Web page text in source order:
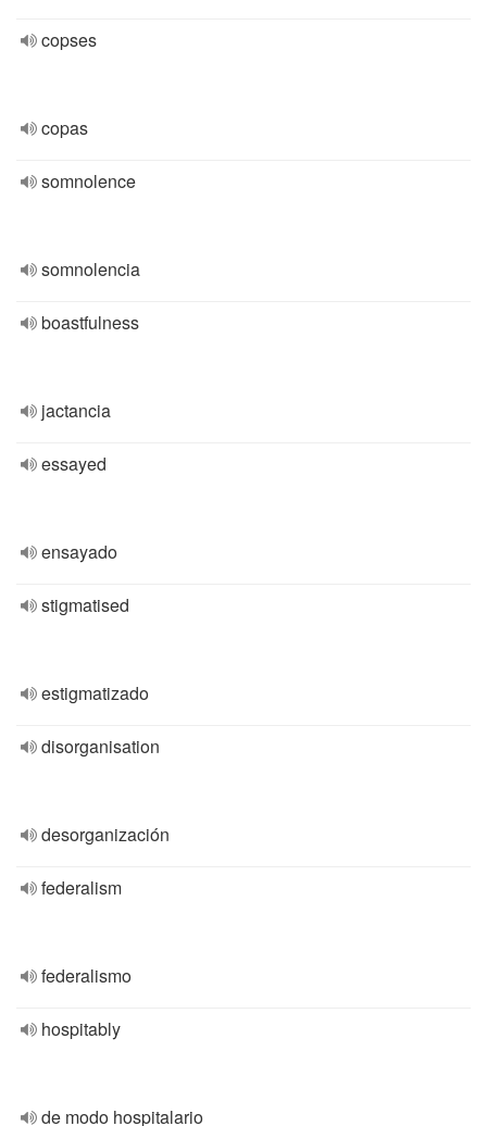
copses
copas
somnolence
somnolencia
boastfulness
jactancia
essayed
ensayado
stigmatised
estigmatizado
disorganisation
desorganización
federalism
federalismo
hospitably
de modo hospitalario